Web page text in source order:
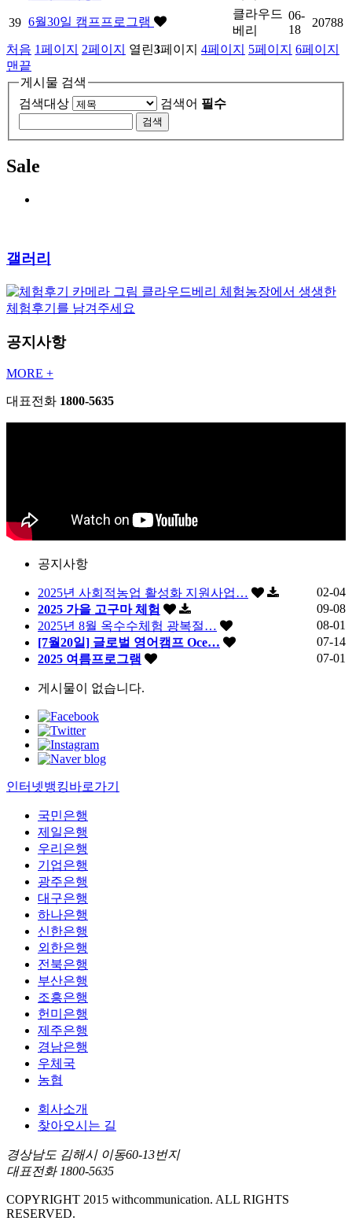
39 6월30일 캠프프로그램
클라우드
베리
06-
18
20788
처음 1페이지 2페이지 열린3페이지 4페이지 5페이지 6페이지
맨끝
게시물 검색
검색대상
검색어 필수
Sale
갤러리
클라우드베리 체험농장에서 생생한
체험후기를 남겨주세요
공지사항
MORE +
대표전화 1800-5635
공지사항
2025년 사회적농업 활성화 지원사업…
02-04
2025 가을 고구마 체험
09-08
2025년 8월 옥수수체험 광복절…
08-01
[7월20일] 글로벌 영어캠프 Oce…
07-14
2025 여름프로그램
07-01
게시물이 없습니다.
인터넷뱅킹바로가기
국민은행
제일은행
우리은행
기업은행
광주은행
대구은행
하나은행
신한은행
외한은행
전북은행
부산은행
조흥은행
헌미은행
제주은행
경남은행
우체국
농협
회사소개
찾아오시는 길
경상남도 김해시 이동60-13번지
대표전화 1800-5635
COPYRIGHT 2015 withcommunication. ALL RIGHTS
RESERVED.